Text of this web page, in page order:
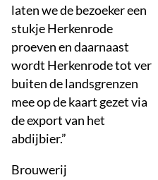
laten we de bezoeker een
stukje Herkenrode
proeven en daarnaast
wordt Herkenrode tot ver
buiten de landsgrenzen
mee op de kaart gezet via
de export van het
abdijbier.”
Brouwerij